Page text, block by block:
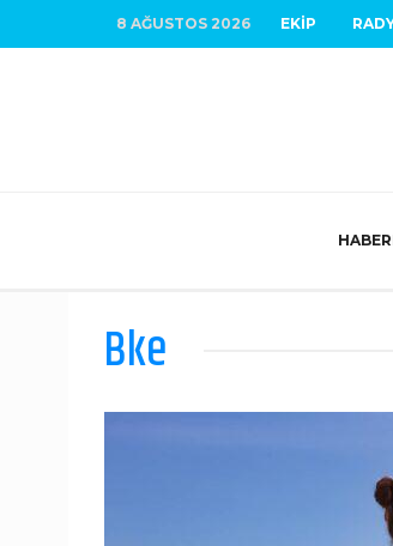
8 AĞUSTOS 2026 EKIP
Bke